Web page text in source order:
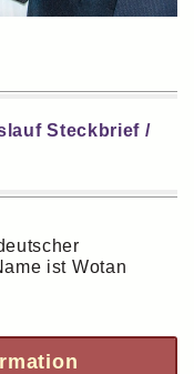
Steckbrief /
ist Wotan